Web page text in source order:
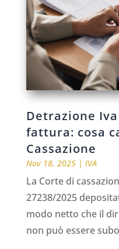
Detrazione
fattura: cosa
Cassazione
Nov 18, 2025| IVA
La Corte di
27238/2025
modo netto che il
non può essere